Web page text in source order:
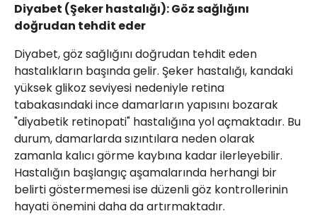
Diyabet (Şeker hastalığı): Göz sağlığını
doğrudan tehdit eder
Diyabet, göz sağlığını doğrudan tehdit eden
hastalıkların başında gelir. Şeker hastalığı, kandaki
yüksek glikoz seviyesi nedeniyle retina
tabakasındaki ince damarların yapısını bozarak
"diyabetik retinopati" hastalığına yol açmaktadır. Bu
durum, damarlarda sızıntılara neden olarak
zamanla kalıcı görme kaybına kadar ilerleyebilir.
Hastalığın başlangıç aşamalarında herhangi bir
belirti göstermemesi ise düzenli göz kontrollerinin
hayati önemini daha da artırmaktadır.